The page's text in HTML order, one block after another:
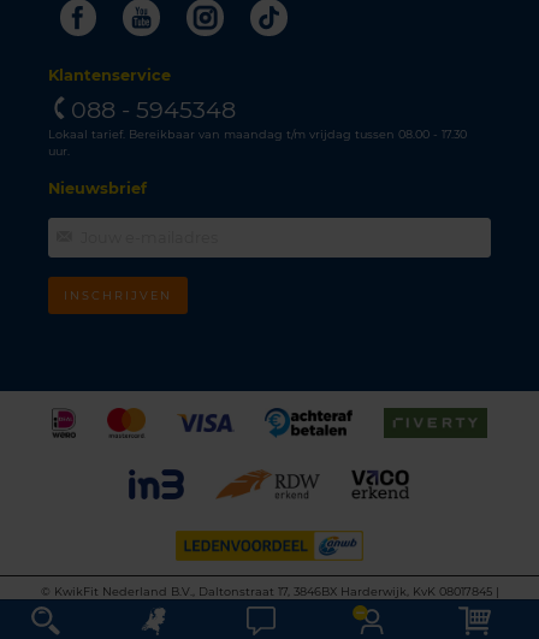
FacebookYoutubeInstagram
Tiktok
Klantenservice
088 - 5945348
Lokaal tarief. Bereikbaar van maandag t/m vrijdag tussen 08.00 - 17.30
uur.
Nieuwsbrief
INSCHRIJVEN
©
KwikFit Nederland B.V., Daltonstraat 17, 3846BX Harderwijk, KvK 08017845 |
Algemene voorwaarden
Privacyverklaring Cookiebeleid
Disclaimer
This site is protected by reCAPTCHA and the Google
Privacy Policy
Terms of